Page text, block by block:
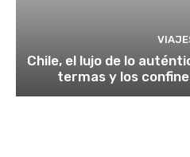
Chile, el lujo de lo
termas y los